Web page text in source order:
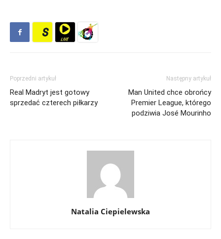
Poprzedni artykuł
Real Madryt jest gotowy
sprzedać czterech piłkarzy
Następny artykuł
Man United chce obrońcy
Premier League, którego
podziwia José Mourinho
Natalia Ciepielewska